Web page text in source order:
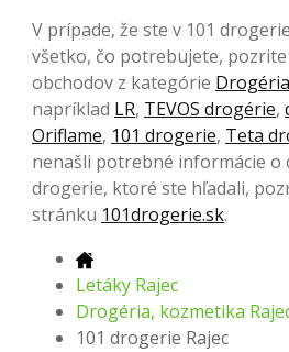
V prípade, že ste v 101
všetko, čo potrebujete,
obchodov z kategórie
napríklad LR, TEVOS drogérie,
Oriflame, 101 drogerie, Teta
nenašli potrebné informácie o
drogerie, ktoré ste hľadali,
stránku 101drogerie.sk.
Letáky Rajec
Drogéria, kozmetika
101 drogerie Rajec